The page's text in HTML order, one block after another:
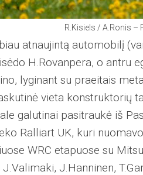
R.Kisiels / A.Ronis –
atnaujintą automobilį
H.Rovanpera, o antru
lyginant su praeitais
vieta konstruktorių
galutinai pasitraukė iš
Ralliart UK, kuri
WRC etapuose su
J.Valimaki, J.Hanninen,